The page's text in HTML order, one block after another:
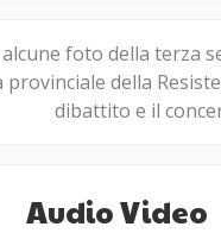
foto della terza
provinciale della
dibattito e il
Audio Video